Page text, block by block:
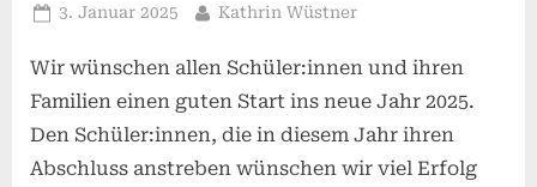
Posted
3. Januar 2025 By
Kathrin Wüstner
Wir wünschen allen Schüler:innen und ihren
Familien einen guten Start ins neue Jahr 2025.
Den Schüler:innen, die in diesem Jahr ihren
Abschluss anstreben wünschen wir viel Erfolg